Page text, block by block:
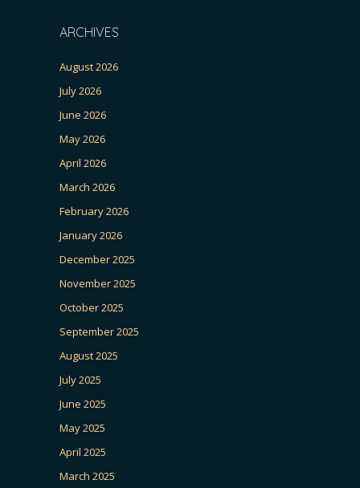
ARCHIVES
August 2026
July 2026
June 2026
May 2026
April 2026
March 2026
February 2026
January 2026
December 2025
November 2025
October 2025
September 2025
August 2025
July 2025
June 2025
May 2025
April 2025
March 2025